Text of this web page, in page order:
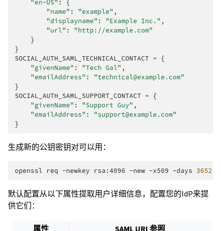
"en-US" :
{
"name" : "example" ,
"displayname" : "Example Inc." ,
"url" :
"http://example.com"
}
}
SOCIAL_AUTH_SAML_TECHNICAL_CONTACT = {
"givenName" : "Tech Gal" ,
"emailAddress" :
"technical@example.com"
}
SOCIAL_AUTH_SAML_SUPPORT_CONTACT = {
"givenName" : "Support Guy" ,
"emailAddress" :
"support@example.com"
}
生成新的公钥密钥对可以用：
openssl req -newkey rsa:4096 -new -x509 -days 3652
默认配置从以下属性提取用户详细信息，配置您的IdP来提
供它们：
属性 SAML URI 参照